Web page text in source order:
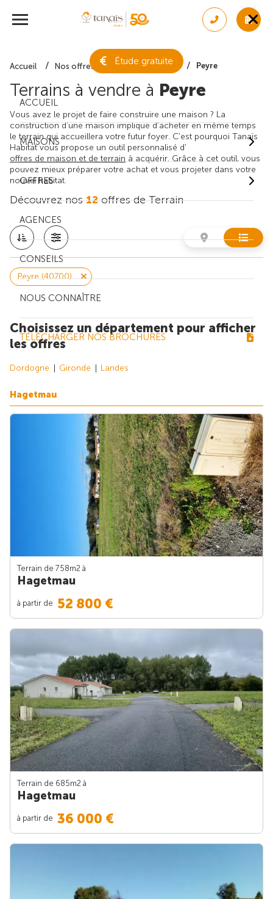
Étude gratuite
ACCUEIL
MAISONS
OFFRES
AGENCES
CONSEILS
NOUS CONNAÎTRE
TÉLÉCHARGER NOS BROCHURES
Accueil Nos offres de terrain Landes Peyre
Terrains à vendre à Peyre
Vous avez le projet de faire construire une maison ? La
construction d'une maison implique d'acheter en même temps
le terrain qui accueillera votre futur foyer. C'est pourquoi Tanaïs
Habitat vous propose un outil personnalisé d'
offres de maison et de terrain à acquérir. Grâce à cet outil, vous
pouvez mieux préparer votre achat et vous projeter dans votre
nouvel habitat.
Découvrez nos12offres de Terrain
Peyre (40700)
Choisissez un département pour afficher
les offres
Dordogne Gironde Landes
Hagetmau
Terrain de 758m2 à
Hagetmau
à partir de 52 800 €
Terrain de 685m2 à
Hagetmau
à partir de 36 000 €